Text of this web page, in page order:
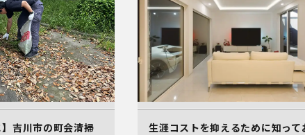
】吉川市の町会清掃
生涯コストを抑えるために知って